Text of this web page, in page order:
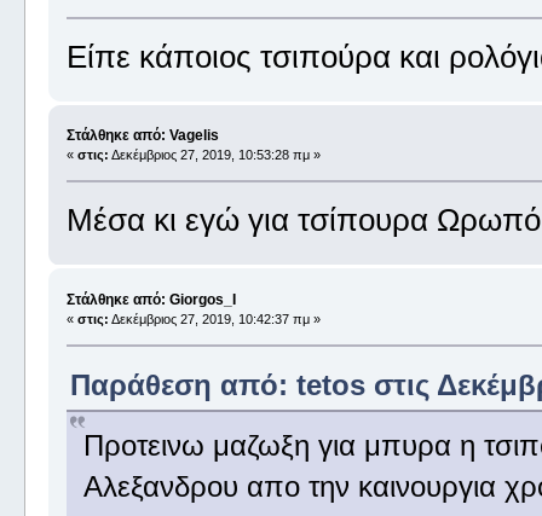
Είπε κάποιος τσιπούρα και
Στάλθηκε από: Vagelis
« στις: Δεκέμβριος 27, 2019, 10:53:28 πμ »
Μέσα κι εγώ για τσίπουρα
Στάλθηκε από: Giorgos_I
« στις: Δεκέμβριος 27, 2019, 10:42:37 πμ »
Παράθεση από: tetos στις
Προτεινω μαζωξη για μπυρα η
Αλεξανδρου απο την καινουργια